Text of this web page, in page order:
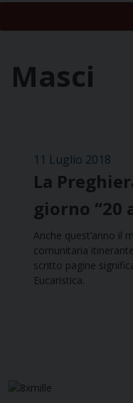
Masci
11 Luglio 2018
La
giorno “20
Anche quest’anno il
comunitaria
scritto pagine
Eucaristica.